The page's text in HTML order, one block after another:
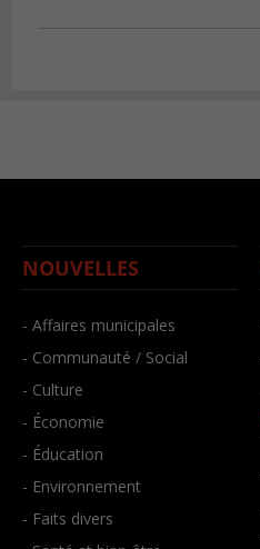
NOUVELLES
- Affaires municipales
- Communauté / Social
- Culture
- Économie
- Éducation
- Environnement
- Faits divers